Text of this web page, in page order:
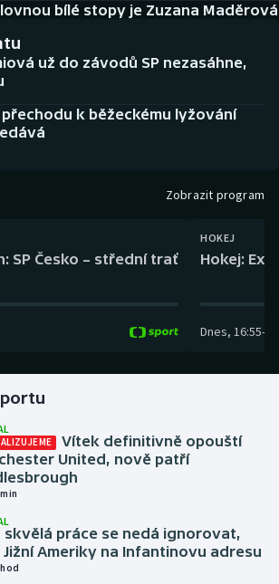
bílé stopy je Zuzana Maděrová
už do závodů SP nezasáhne,
k běžeckému lyžování
Zobrazit program
SP Česko – střední trať
HOKEJ
Hokej:
Dnes, 16:55-
Vítek definitivně opouští
United, nově patří
skvělá práce se nedá ignorovat,
Jižní Ameriky na Infantinovu adresu